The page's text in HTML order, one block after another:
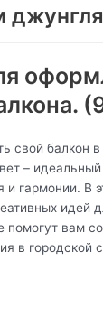
свой балкон
–
и гармонии. В
идей
помогут вам
в городской